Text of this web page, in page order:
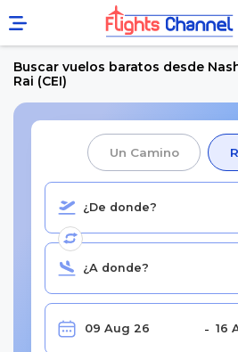
Buscar vuelos baratos desde
Rai (CEI)
Un Camino